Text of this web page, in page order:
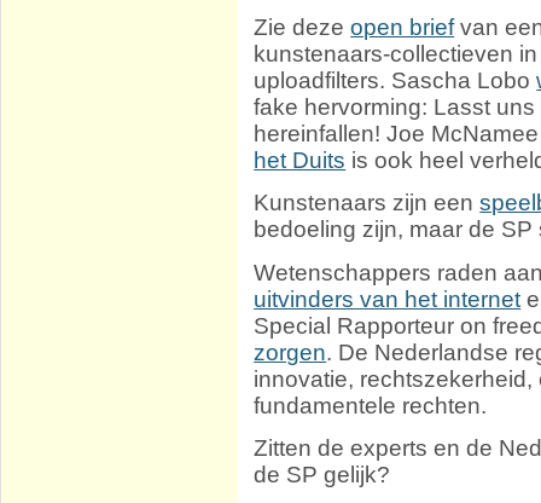
Zie dezeopen briefvan
kunstenaars-collectieven
uploadfilters. Sascha Lobo
fake hervorming: Lasst
hereinfallen! Joe
het Duits is ook heel
Kunstenaars zijn een
bedoeling zijn, maar de
Wetenschappers raden
uitvinders van het internet
Special Rapporteur on
zorgen. De Nederlandse
innovatie,
fundamentele rechten.
Zitten de experts en de
de SP gelijk?